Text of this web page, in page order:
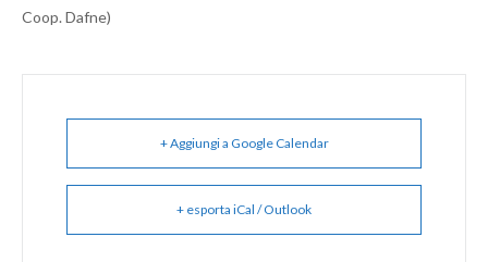
Coop. Dafne)
+ Aggiungi a Google Calendar
+ esporta iCal / Outlook